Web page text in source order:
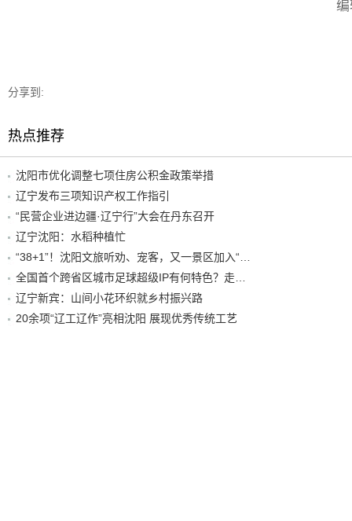
分享到:
热点推荐
沈阳市优化调整七项住房公积金政策举措
辽宁发布三项知识产权工作指引
“民营企业进边疆·辽宁行”大会在丹东召开
辽宁沈阳：水稻种植忙
辽宁新宾：山间小花环织就乡村振兴路
20余项“辽工辽作”亮相沈阳 展现优秀传统工艺